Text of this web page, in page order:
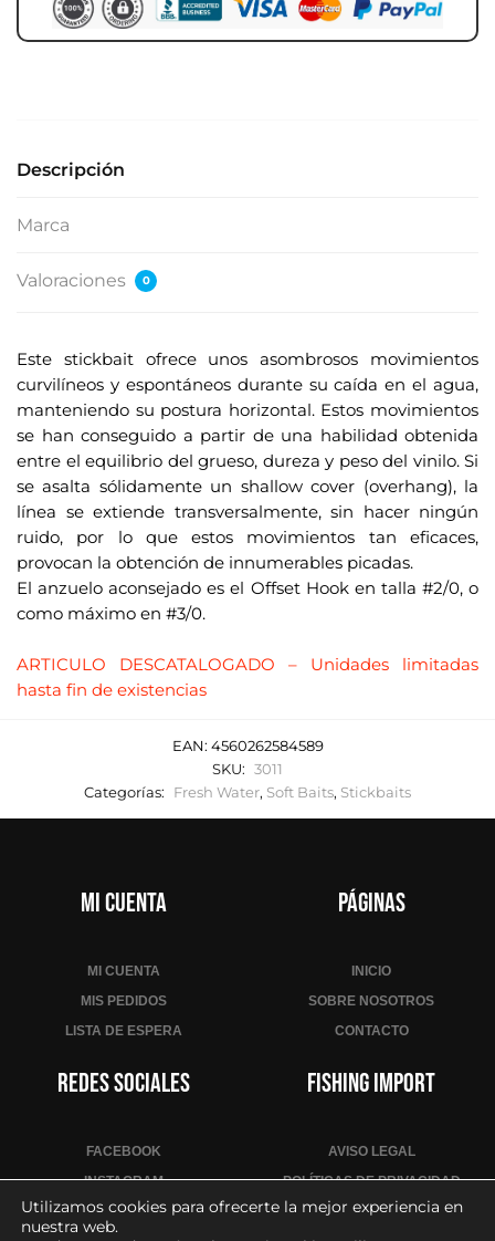
Descripción
Marca
Valoraciones 0
Este stickbait ofrece unos asombrosos movimientos
curvilíneos y espontáneos durante su caída en el agua,
manteniendo su postura horizontal. Estos movimientos
se han conseguido a partir de una habilidad obtenida
entre el equilibrio del grueso, dureza y peso del vinilo. Si
se asalta sólidamente un shallow cover (overhang), la
línea se extiende transversalmente, sin hacer ningún
ruido, por lo que estos movimientos tan eficaces,
provocan la obtención de innumerables picadas.
El anzuelo aconsejado es el Offset Hook en talla #2/0, o
como máximo en #3/0.
ARTICULO DESCATALOGADO – Unidades limitadas
hasta fin de existencias
EAN: 4560262584589
SKU: 3011
Categorías:
Fresh Water, Soft Baits, Stickbaits
Mi cuenta
MI CUENTA
MIS PEDIDOS
LISTA DE ESPERA
Páginas
INICIO
SOBRE NOSOTROS
CONTACTO
Redes sociales
FACEBOOK
INSTAGRAM
YOUTUBE
Fishing Import
AVISO LEGAL
POLÍTICAS DE PRIVACIDAD
POLÍTICA DE COOKIES
Utilizamos cookies para ofrecerte la mejor experiencia en
nuestra web.